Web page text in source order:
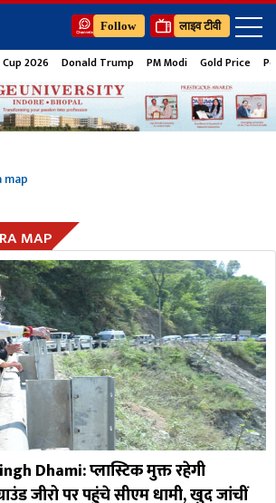
Follow लाइव टीवी
2026 Donald Trump PM Modi Gold Price
MAP
Dhami: प्लास्टिक मुक्त रहेगी
जीरो पर पहुंचे सीएम धामी, खुद जांचीं